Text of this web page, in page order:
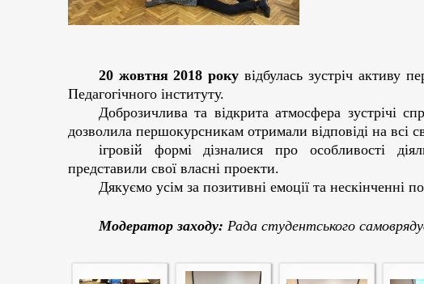
20 жовтня 2018 рокувідбулась зустріч активу
Педагогічного інституту.
Доброзичлива та відкрита атмосфера зустрічі
дозволила першокурсникам отримали відповіді на всі
ігровій формі дізналися про особливості
представили свої власні проекти.
Дякуємо усім за позитивні емоції та нескінченні
Модератор заходу: Рада студентського